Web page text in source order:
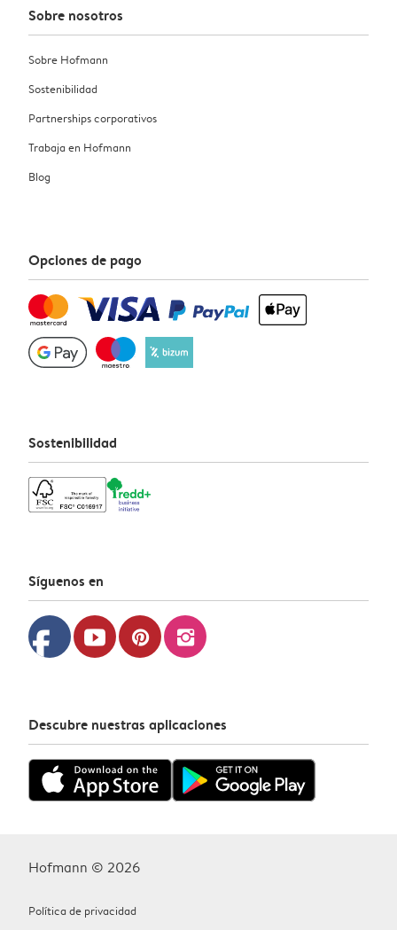
Sobre nosotros
Sobre Hofmann
Sostenibilidad
Partnerships corporativos
Trabaja en Hofmann
Blog
Opciones de pago
Sostenibilidad
Síguenos en
facebook youtube pinterest instagram
Descubre nuestras aplicaciones
Hofmann © 2026
Política de privacidad